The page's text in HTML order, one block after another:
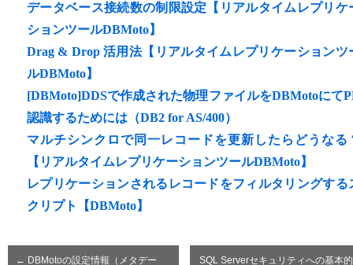
データベース接続数の制限設定【リアルタイムレプリケ
ションツールDBMoto】
Drag & Drop 活用法【リアルタイムレプリケーションツ
ルDBMoto】
[DBMoto]DDSで作成された物理ファイルをDBMotoにて
認識するためには（DB2 for AS/400）
マルチシンクロで同一レコードを更新したらどうなる
【リアルタイムレプリケーションツールDBMoto】
レプリケーションされるレコードをフィルタリングする
クリプト【DBMoto】
← DBMotoの設定情報（メタデー SQL Serverセキュリティへの基本的